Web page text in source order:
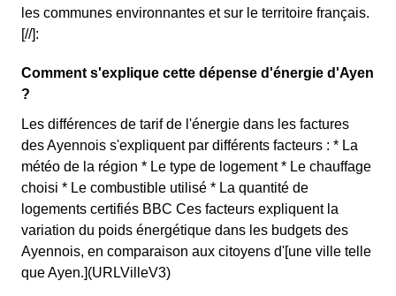
les communes environnantes et sur le territoire français.
[//]:
Comment s'explique cette dépense d'énergie d'Ayen
?
Les différences de tarif de l'énergie dans les factures
des Ayennois s'expliquent par différents facteurs : * La
météo de la région * Le type de logement * Le chauffage
choisi * Le combustible utilisé * La quantité de
logements certifiés BBC Ces facteurs expliquent la
variation du poids énergétique dans les budgets des
Ayennois, en comparaison aux citoyens d'[une ville telle
que Ayen.](URLVilleV3)